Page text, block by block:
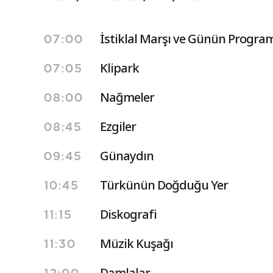
07:00 İstiklal Marşı ve Günün Program
07:05 Klipark
08:00 Nağmeler
08:45 Ezgiler
09:45 Günaydın
10:45 Türkünün Doğduğu Yer
11:15 Diskografi
11:30 Müzik Kuşağı